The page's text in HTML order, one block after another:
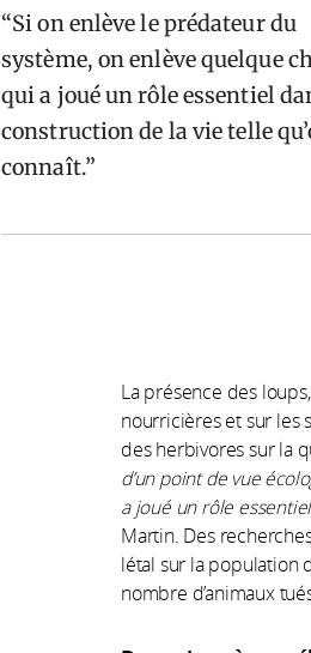
Si on enlève le prédateur du
système, on enlève quelque
qui a joué un rôle essentiel
construction de la vie telle
connaît.
La présence des
nourricières et sur les
des herbivores sur la
d’un point de vue
a joué un rôle
Martin. Des
létal sur la population
nombre d’animaux